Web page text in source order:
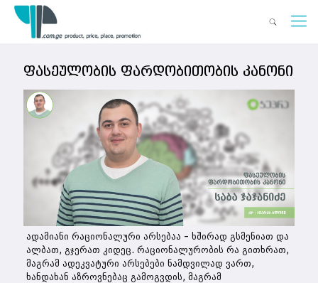
ფასეულობის ფარდობითობის კანონი
ადამიანი რაციონალური არსებაა – ხშირად გსმენიათ და
ალბათ, გჯერათ კიდეც. რაციონალურობის რა გითხრათ,
მაგრამ ადეკვატური არსებები ნამდვილად ვართ,
ხანდახან აზროვნებაც გამოგვდის, მაგრამ